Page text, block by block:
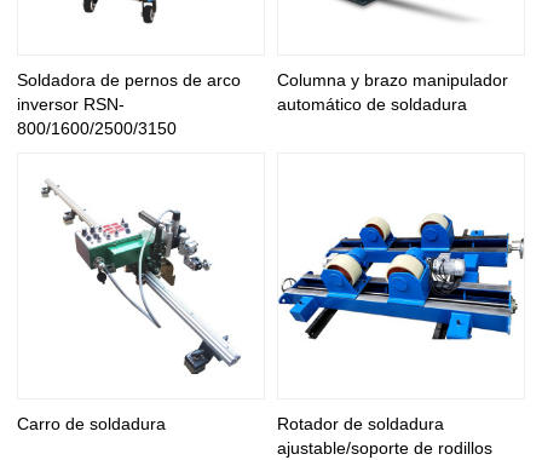
Soldadora de pernos de arco
inversor RSN-
800/1600/2500/3150
Columna y brazo manipulador
automático de soldadura
Carro de soldadura
Rotador de soldadura
ajustable/soporte de rodillos